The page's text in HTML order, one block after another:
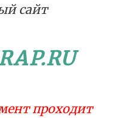
сайт
проходит